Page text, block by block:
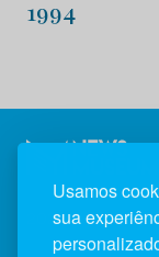
Usamos
sua
1994
2026